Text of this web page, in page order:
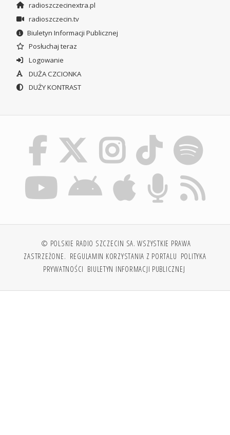
radioszczecinextra.pl
radioszczecin.tv
Biuletyn Informacji Publicznej
Posłuchaj teraz
Logowanie
DUŻA CZCIONKA
DUŻY KONTRAST
© POLSKIE RADIO SZCZECIN SA. WSZYSTKIE PRAWA
ZASTRZEŻONE. REGULAMIN KORZYSTANIA Z PORTALU POLITYKA
PRYWATNOŚCI BIULETYN INFORMACJI PUBLICZNEJ